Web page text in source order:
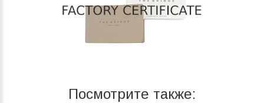
Посмотрите также: